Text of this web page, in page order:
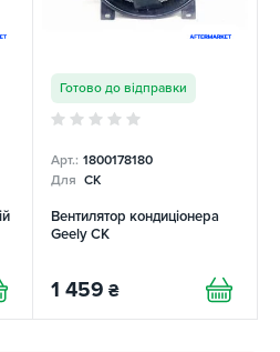
Готово до відправки
Арт.: 1800178180
Для CK
Вентилятор кондиціонера
Geely CK
1 459 ₴